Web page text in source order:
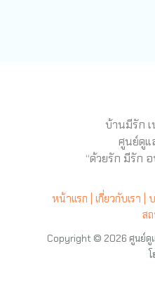
บ้านมีรัก
ศูนย์ดูแ
“ด้วยรัก มีรัก
หน้าแรก | เกี่ยวกับเรา |
ส
Copyright © 2026 ศูนย์ดู